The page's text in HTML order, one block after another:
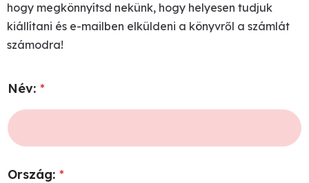
hogy megkönnyítsd nekünk, hogy helyesen tudjuk
kiállítani és e-mailben elküldeni a könyvről a számlát
számodra!
Név: *
Ország: *